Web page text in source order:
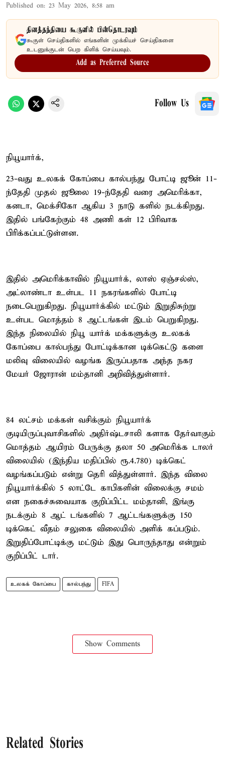
Published on: 23 May 2026, 8:58 am
தினத்தந்தியை கூகுளில் பின்தொடரவும்
கூகுள் செய்திகளில் எங்களின் முக்கியச் செய்திகளை
உடனுக்குடன் பெற கிளிக் செய்யவும்.
Add as Preferred Source
Follow Us
நியூயார்க்,
23-வது உலகக் கோப்பை கால்பந்து போட்டி ஜூன் 11-
ந்தேதி முதல் ஜூலை 19-ந்தேதி வரை அமெரிக்கா,
கனடா, மெக்சிகோ ஆகிய 3 நாடு களில் நடக்கிறது.
இதில் பங்கேற்கும் 48 அணி கள் 12 பிரிவாக
பிரிக்கப்பட்டுள்ளன.
இதில் அமெரிக்காவில் நியூயார்க், லாஸ் ஏஞ்சல்ஸ்,
அட்லாண்டா உள்பட 11 நகரங்களில் போட்டி
நடைபெறுகிறது. நியூயார்க்கில் மட்டும் இறுதிசுற்று
உள்பட மொத்தம் 8 ஆட்டங்கள் இடம் பெறுகிறது.
இந்த நிலையில் நியூ யார்க் மக்களுக்கு உலகக்
கோப்பை கால்பந்து போட்டிக்கான டிக்கெட்டு களை
மலிவு விலையில் வழங்க இருப்பதாக அந்த நகர
மேயர் ஜோரான் மம்தானி அறிவித்துள்ளார்.
84 லட்சம் மக்கள் வசிக்கும் நியூயார்க்
குடியிருப்புவாசிகளில் அதிர்ஷ்டசாலி களாக தேர்வாகும்
மொத்தம் ஆயிரம் பேருக்கு தலா 50 அமெரிக்க டாலர்
விலையில் (இந்திய மதிப்பில் ரூ.4.780) டிக்கெட்
வழங்கப்படும் என்று தெரி வித்துள்ளார். இந்த விலை
நியூயார்க்கில் 5 லாட்டே காபிகளின் விலைக்கு சமம்
என நகைச்சுவையாக குறிப்பிட்ட மம்தானி, இங்கு
நடக்கும் 8 ஆட் டங்களில் 7 ஆட்டங்களுக்கு 150
டிக்கெட் வீதம் சலுகை விலையில் அளிக் கப்படும்.
இறுதிப்போட்டிக்கு மட்டும் இது பொருந்தாது என்றும்
குறிப்பிட் டார்.
உலகக் கோப்பை கால்பந்து FIFA
Show Comments
Related Stories